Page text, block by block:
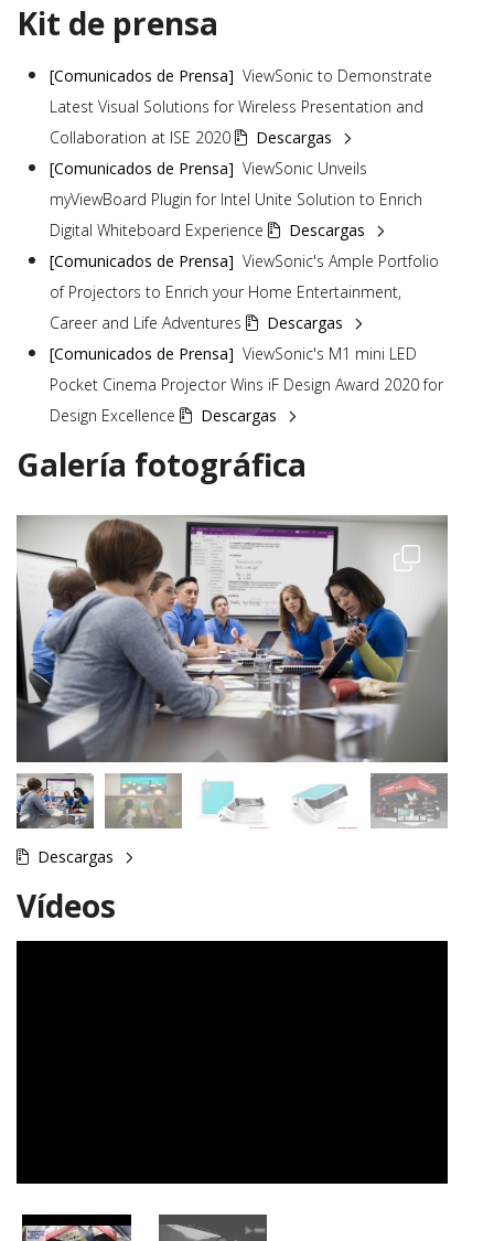
Kit de prensa
[Comunicados de Prensa] ViewSonic to Demonstrate
Latest Visual Solutions for Wireless Presentation and
Collaboration at ISE 2020
Descargas
[Comunicados de Prensa] ViewSonic Unveils
myViewBoard Plugin for Intel Unite Solution to Enrich
Digital Whiteboard Experience
Descargas
[Comunicados de Prensa] ViewSonic's Ample Portfolio
of Projectors to Enrich your Home Entertainment,
Career and Life Adventures
Descargas
[Comunicados de Prensa] ViewSonic's M1 mini LED
Pocket Cinema Projector Wins iF Design Award 2020 for
Design Excellence
Descargas
Galería fotográfica
Descargas
Vídeos